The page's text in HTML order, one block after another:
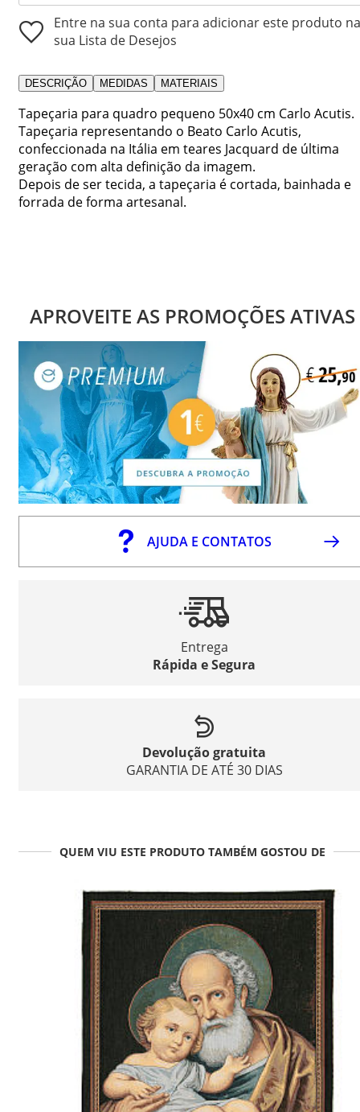
Entre na sua conta para adicionar este produto na
sua Lista de Desejos
DESCRIÇÃO MEDIDAS MATERIAIS
Tapeçaria para quadro pequeno 50x40 cm Carlo Acutis.
Tapeçaria representando o Beato Carlo Acutis,
confeccionada na Itália em teares Jacquard de última
geração com alta definição da imagem.
Depois de ser tecida, a tapeçaria é cortada, bainhada e
forrada de forma artesanal.
APROVEITE AS PROMOÇÕES ATIVAS
AJUDA E CONTATOS
Entrega
Rápida e Segura
Devolução gratuita
GARANTIA DE ATÉ 30 DIAS
QUEM VIU ESTE PRODUTO TAMBÉM GOSTOU DE